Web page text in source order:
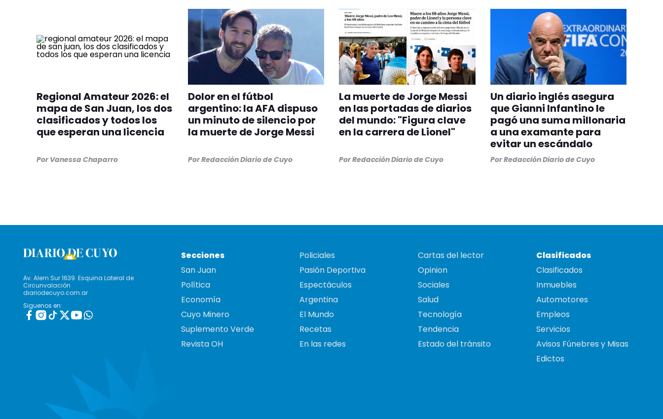
Regional Amateur 2026: el
mapa de San Juan, los dos
clasificados y todos los
que esperan una licencia
Por Vanessa Chaparro
Dolor en el fútbol
argentino: la AFA dispuso
un minuto de silencio por
la muerte de Jorge Messi
PorRedacción Diario de Cuyo
La muerte de Jorge Messi
en las portadas de diarios
del mundo: "Figura clave
en la carrera de Lionel"
PorRedacción Diario de Cuyo
Un diario inglés asegura
que Gianni Infantino le
pagó una suma millonaria
a una examante para
evitar un escándalo
PorRedacción Diario de Cuyo
Av. Alem Sur 1639. Esquina Lateral de
Circunvalación
diariodecuyo.com.ar
Siguenos en:
Secciones
San Juan
Política
Economía
Cuyo Minero
Suplemento Verde
Revista OH
Policiales
Pasión Deportiva
Espectáculos
Argentina
El Mundo
Recetas
En las redes
Cartas del lector
Opinion
Sociales
Salud
Tecnología
Tendencia
Estado del tránsito
Clasificados
Clasificados
Inmuebles
Automotores
Empleos
Servicios
Avisos Fúnebres y Misas
Edictos